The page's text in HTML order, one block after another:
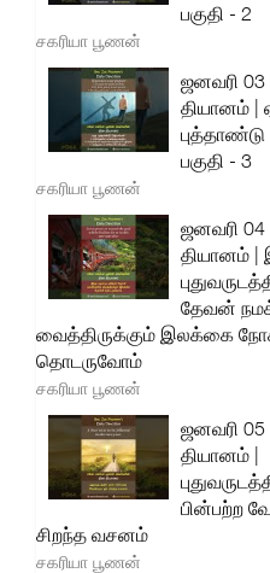
பகுதி - 2
சகரியா பூணன்
ஜனவரி
தியானம் |
பகுதி - 3
சகரியா பூணன்
ஜனவரி
தியானம் |
தேவன்
வைத்திருக்கும் இலக்கை
தொடருவோம்
சகரியா பூணன்
ஜனவரி
தியானம் |
பின்பற்ற
சிறந்த வசனம்
சகரியா பூணன்